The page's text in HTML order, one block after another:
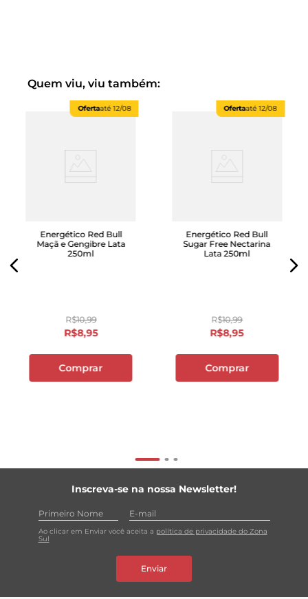
Quem viu, viu também:
Ofertaaté12/08
Energético Red Bull
Maçã e Gengibre Lata
250ml
R$10,99
R$8,95
Comprar
Ofertaaté12/08
Energético Red Bull
Sugar Free Nectarina
Lata 250ml
R$10,99
R$8,95
Comprar
Inscreva-se na nossa Newsletter!
Ao clicar em Enviar você aceita a política de privacidade do Zona
Sul
Enviar